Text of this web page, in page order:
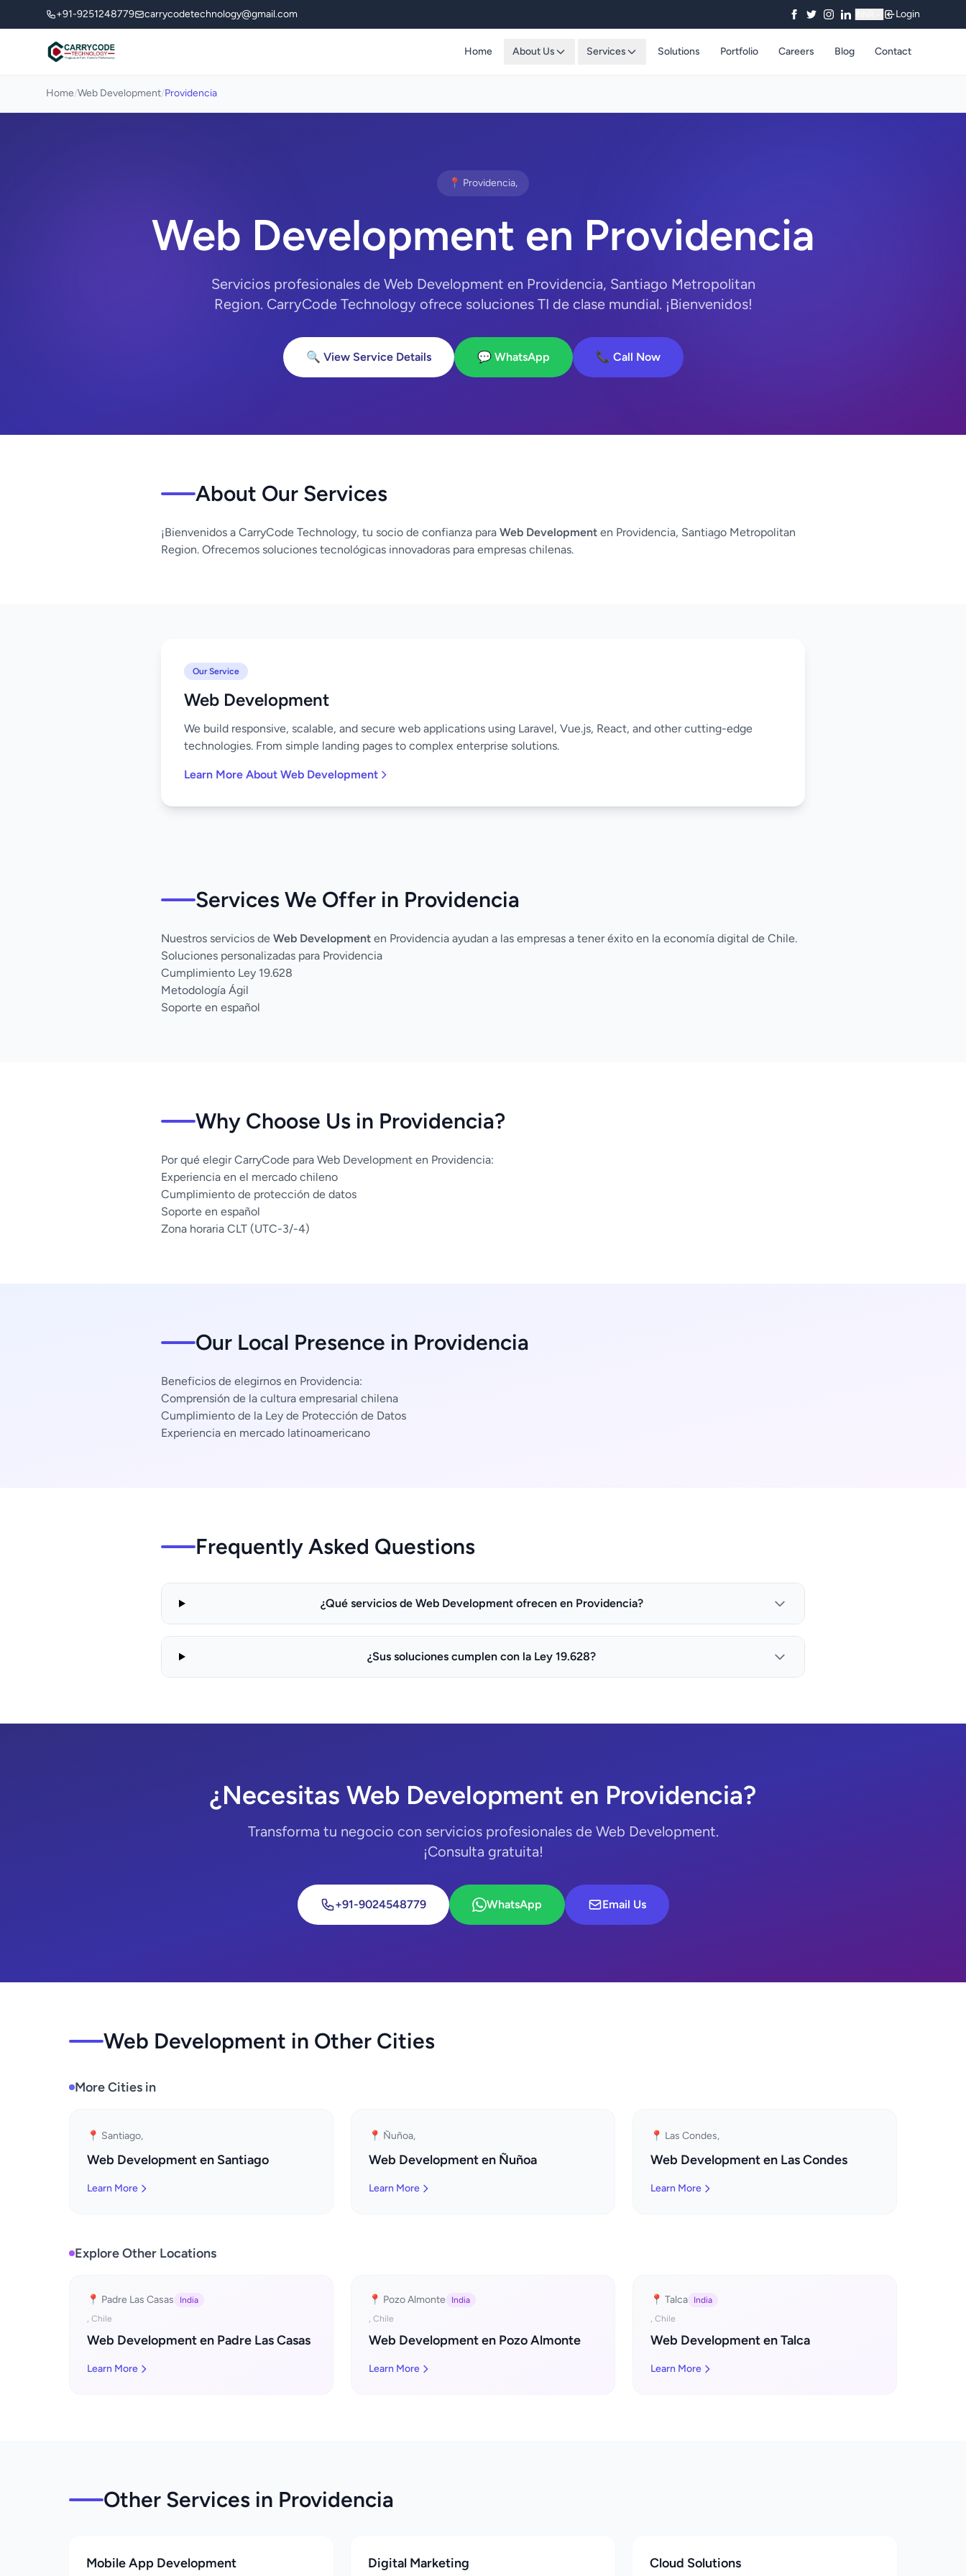
+91-9251248779 carrycodetechnology@gmail.com Login
Home About Us Services Solutions Portfolio Careers Blog Contact
Home/Web Development/Providencia
📍 Providencia,
Web Development en Providencia
Servicios profesionales de Web Development en Providencia, Santiago Metropolitan
Region. CarryCode Technology ofrece soluciones TI de clase mundial. ¡Bienvenidos!
🔍 View Service Details 💬 WhatsApp 📞 Call Now
About Our Services
¡Bienvenidos a CarryCode Technology, tu socio de confianza para Web Development en Providencia, Santiago Metropolitan
Region. Ofrecemos soluciones tecnológicas innovadoras para empresas chilenas.
Our Service
Web Development
We build responsive, scalable, and secure web applications using Laravel, Vue.js, React, and other cutting-edge
technologies. From simple landing pages to complex enterprise solutions.
Learn More About Web Development
Services We Offer in Providencia
Nuestros servicios de Web Development en Providencia ayudan a las empresas a tener éxito en la economía digital de Chile.
Soluciones personalizadas para Providencia
Cumplimiento Ley 19.628
Metodología Ágil
Soporte en español
Why Choose Us in Providencia?
Por qué elegir CarryCode para Web Development en Providencia:
Experiencia en el mercado chileno
Cumplimiento de protección de datos
Soporte en español
Zona horaria CLT (UTC-3/-4)
Our Local Presence in Providencia
Beneficios de elegirnos en Providencia:
Comprensión de la cultura empresarial chilena
Cumplimiento de la Ley de Protección de Datos
Experiencia en mercado latinoamericano
Frequently Asked Questions
¿Qué servicios de Web Development ofrecen en Providencia?
¿Sus soluciones cumplen con la Ley 19.628?
¿Necesitas Web Development en Providencia?
Transforma tu negocio con servicios profesionales de Web Development.
¡Consulta gratuita!
+91-9024548779 WhatsApp Email Us
Web Development in Other Cities
More Cities in
📍 Santiago,
Web Development en Santiago
Learn More
📍 Ñuñoa,
Web Development en Ñuñoa
Learn More
📍 Las Condes,
Web Development en Las Condes
Learn More
Explore Other Locations
📍 Padre Las Casas
India
, Chile
Web Development en Padre Las Casas
Learn More
📍 Pozo Almonte
India
, Chile
Web Development en Pozo Almonte
Learn More
📍 Talca
India
, Chile
Web Development en Talca
Learn More
Other Services in Providencia
Mobile App Development Digital Marketing Cloud Solutions